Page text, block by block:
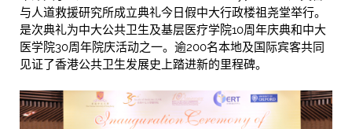
与人道救援研究所成立典礼今日假中大行政楼祖尧堂举行。
是次典礼为中大公共卫生及基层医疗学院10周年庆典和中大
医学院30周年院庆活动之一。逾200名本地及国际宾客共同
见证了香港公共卫生发展史上踏进新的里程碑。